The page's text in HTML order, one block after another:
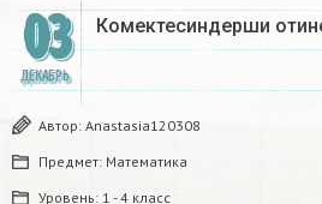
03
ДЕКАБРЬ
Комектесиндерши
Автор: Anastasia120308
Предмет: Математика
Уровень: 1 - 4 класс